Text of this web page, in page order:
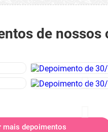
de nossos
mais depoimentos